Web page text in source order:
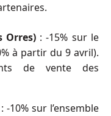
Orres): -15% sur le
à partir du 9 avril).
de vente des
-10% sur l’ensemble